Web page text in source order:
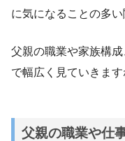
に気になることの多
父親の職業や家族構
で幅広く見ていきます
父親の職業や仕